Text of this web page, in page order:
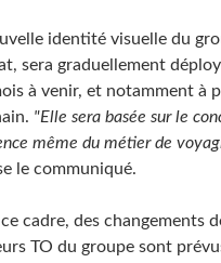
identité visuelle du
sera graduellement
à venir, et notamment à
"Elle sera basée sur le
même du métier de
le communiqué.
ce cadre, des changements
TO du groupe sont